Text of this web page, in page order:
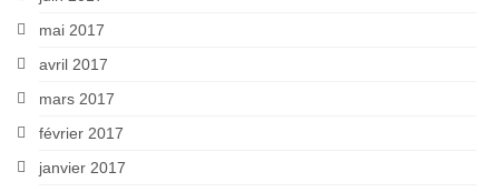
mai 2017
avril 2017
mars 2017
février 2017
janvier 2017